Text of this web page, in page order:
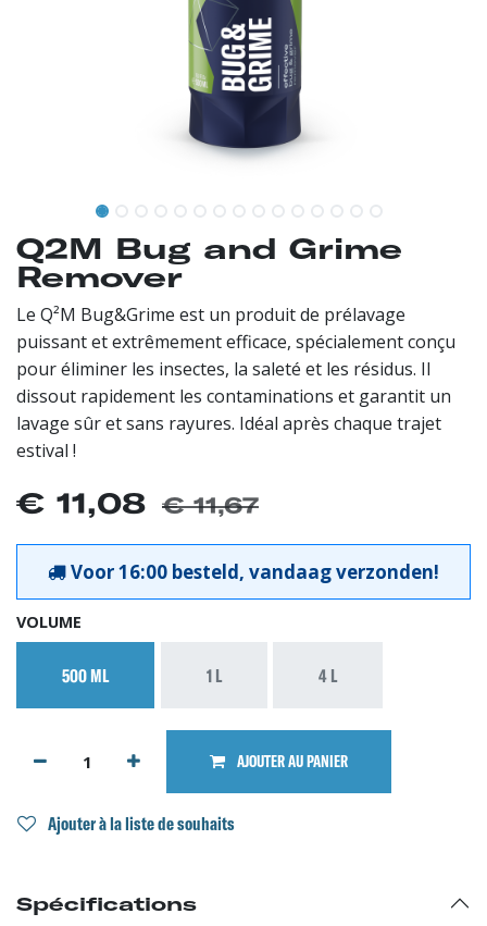
Q2M Bug and Grime
Remover
Le Q²M Bug&Grime est un produit de prélavage
puissant et extrêmement efficace, spécialement conçu
pour éliminer les insectes, la saleté et les résidus. Il
dissout rapidement les contaminations et garantit un
lavage sûr et sans rayures. Idéal après chaque trajet
estival !
€ 11,08 €11,67
Voor 16:00 besteld, vandaag verzonden!
VOLUME
500 ML 1 L 4 L
AJOUTER AU PANIER
Ajouter à la liste de souhaits
Spécifications